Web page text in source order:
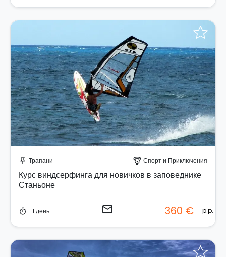
push_pin Трапани paragliding Спорт и Приключения
Курс виндсерфинга для новичков в заповеднике
Станьоне
timer 1 день email 360 € p.p.